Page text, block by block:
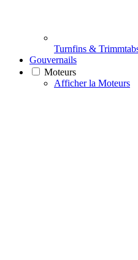
Turnfins &
Gouvernails
Moteurs
Afficher la Moteurs